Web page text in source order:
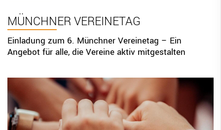
MÜNCHNER VEREINETAG
Einladung zum 6. Münchner Vereinetag – Ein
Angebot für alle, die Vereine aktiv mitgestalten
BBV Links
DIGITAL SCORE SHEET
STRUKTURREFORM